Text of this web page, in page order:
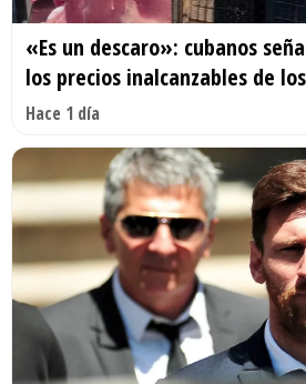
«Es un descaro»: cubanos
los precios inalcanzables de
Hace 1 día